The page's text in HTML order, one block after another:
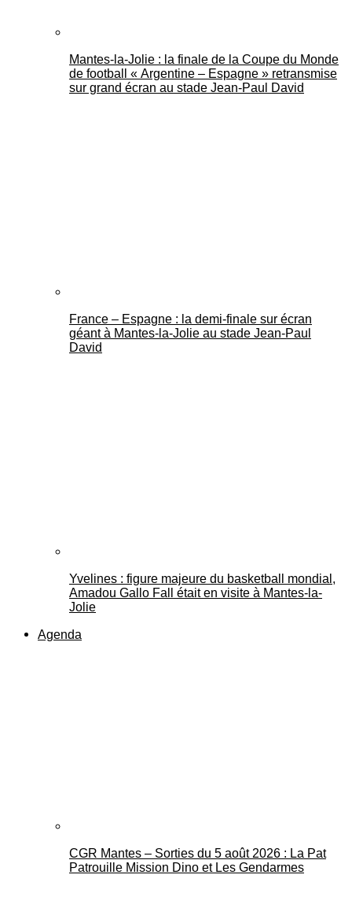
Mantes-la-Jolie : la finale de la Coupe du Monde
de football « Argentine – Espagne » retransmise
sur grand écran au stade Jean-Paul David
France – Espagne : la demi-finale sur écran
géant à Mantes-la-Jolie au stade Jean-Paul
David
Yvelines : figure majeure du basketball mondial,
Amadou Gallo Fall était en visite à Mantes-la-
Jolie
Agenda
CGR Mantes – Sorties du 5 août 2026 : La Pat
Patrouille Mission Dino et Les Gendarmes